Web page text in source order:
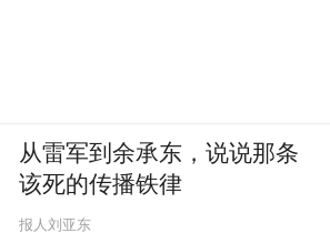
从雷军到余承东，说说那条
该死的传播铁律
报人刘亚东